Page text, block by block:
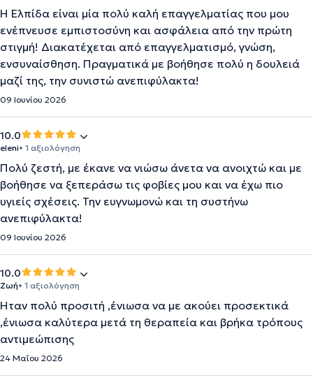
Η Ελπίδα είναι μία πολύ καλή επαγγελματίας που μου
ενέπνευσε εμπιστοσύνη και ασφάλεια από την πρώτη
στιγμή! Διακατέχεται από επαγγελματισμό, γνώση,
ενσυναίσθηση. Πραγματικά με βοήθησε πολύ η δουλειά
μαζί της, την συνιστώ ανεπιφύλακτα!
09 Ιουνίου 2026
10.0
eleni• 1 αξιολόγηση
Πολύ ζεστή, με έκανε να νιώσω άνετα να ανοιχτώ και με
βοήθησε να ξεπεράσω τις φοβίες μου και να έχω πιο
υγιείς σχέσεις. Την ευγνωμονώ και τη συστήνω
ανεπιφύλακτα!
09 Ιουνίου 2026
10.0
Ζωή• 1 αξιολόγηση
Ήταν πολύ προσιτή ,ένιωσα να με ακούει προσεκτικά
,ένιωσα καλύτερα μετά τη θεραπεία και βρήκα τρόπους
αντιμεώπισης
24 Μαΐου 2026